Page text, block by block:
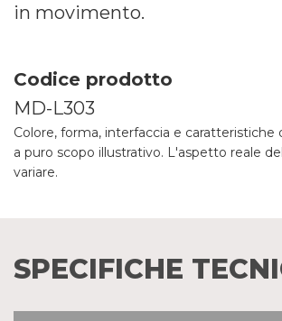
in movimento.
Codice prodotto
MD-L303
Colore, forma, interfaccia e
a puro scopo illustrativo. L'aspetto reale
variare.
SPECIFICHE